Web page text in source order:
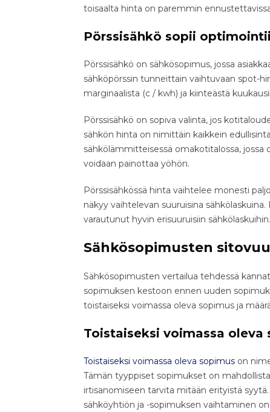
toisaalta hinta on paremmin
Pörssisähkö sopii
Pörssisähkö on sähkösopimus, jossa
sähköpörssin tunneittain vaihtuvaan spot-
marginaalista (c / kwh) ja kiinteästä
Pörssisähkö on sopiva valinta, jos
sähkön hinta on nimittäin kaikkein
sähkölämmitteisessä omakotitalossa, jossa
voidaan painottaa yöhön.
Pörssisähkössä hinta vaihtelee monesti
näkyy vaihtelevan suuruisina
varautunut hyvin erisuuruisiin sähkölaskuihin.
Sähkösopimusten
Sähkösopimusten vertailua tehdessä
sopimuksen kestoon ennen uuden
toistaiseksi voimassa oleva sopimus ja
Toistaiseksi voimassa oleva
Toistaiseksi voimassa oleva sopimus on
Tämän tyyppiset sopimukset on
irtisanomiseen tarvita mitään erityistä
sähköyhtiön ja -sopimuksen vaihtaminen